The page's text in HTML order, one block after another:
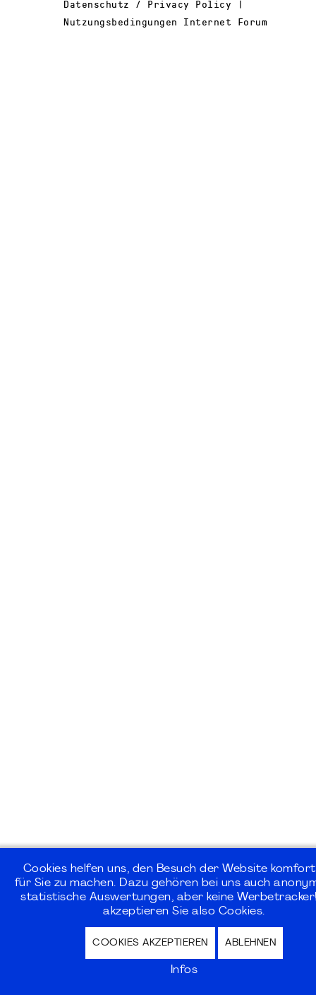
Datenschutz / Privacy Policy |
Nutzungsbedingungen Internet Forum
Cookies helfen uns, den Besuch der Website
für Sie zu machen. Dazu gehören bei uns auch
statistische Auswertungen, aber keine
akzeptieren Sie also Cookies.
COOKIES AKZEPTIEREN ABLEHNEN
Infos